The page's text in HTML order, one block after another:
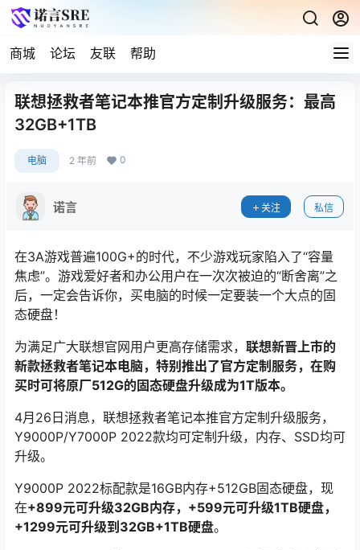
商城 论坛 友联 帮助
联想拯救者笔记本推官方定制升级服务：最高
32GB+1TB
电脑 2 年前 0
诺言 关注 私信
在3A游戏普遍100G+的时代，不少游戏玩家陷入了“容量
焦虑”。游戏爱好者和办公用户在一次次被迫的“断舍离”之
后，一定会告诉你，买电脑的时候一定要装一个大点的固
态硬盘！
为满足广大联想官网用户更高存储需求， 联想新晋上市的
新款拯救者笔记本电脑，特别推出了官方定制服务，在购
买时可将原厂512G的固态硬盘升级成为1T版本。
4月26日消息，联想拯救者笔记本推官方定制升级服务，
Y9000P/Y7000P 2022款均可定制升级，内存、SSD均可
升级。
Y9000P 2022标配款是16GB内存+512GB固态硬盘，现
在+899元可升级32GB内存，+599元可升级1TB硬盘，
+1299元可升级到32GB+1TB硬盘。